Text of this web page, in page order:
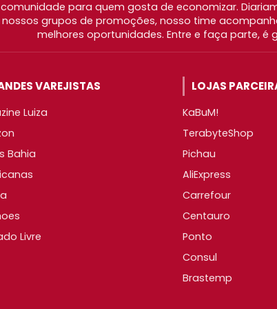
para quem gosta de economizar.
grupos de promoções, nosso time
melhores oportunidades. Entre e faça parte, é
VAREJISTAS
Luiza
Bahia
Livre
LOJAS
KaBuM!
TerabyteShop
Pichau
AliExpress
Carrefour
Centauro
Ponto
Consul
Brastemp